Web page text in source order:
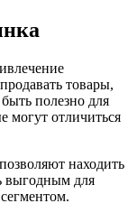
товары,
полезно для
могут отличиться
находить
выгодным для